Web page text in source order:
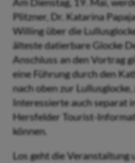
Plitzner, Dr. Katarina
Willing über die
älteste datierbare Glocke
Anschluss an den Vortrag
eine Führung durch den
nach oben zur Lullusglocke,
Interessierte auch separat
Hersfelder Tourist-
können.
Los geht die Veranstaltung